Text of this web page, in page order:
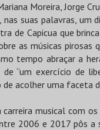
Moreira, Jorge
suas palavras, um
de Capicua que
as músicas
tempo abraçar a
de “um exercício de
de acolher uma faceta
musical com
2006 e 2017 pôs a